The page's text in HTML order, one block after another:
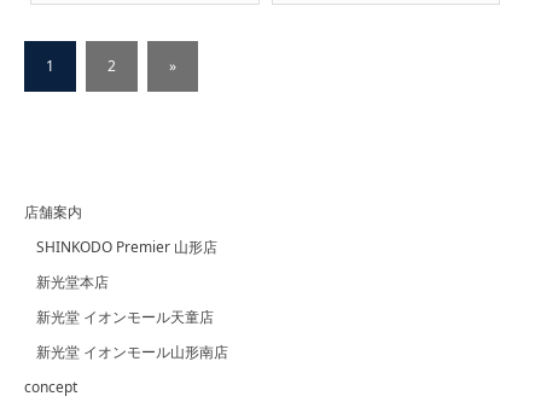
1 2 »
店舗案内
SHINKODO Premier 山形店
新光堂本店
新光堂 イオンモール天童店
新光堂 イオンモール山形南店
concept